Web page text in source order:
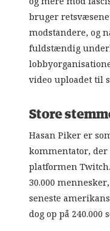
bruger
modstandere, og
fuldstændig
video uploadet til
Store
Hasan Piker er
kommentator, der
platformen
30.000
seneste
dog op på 240.000